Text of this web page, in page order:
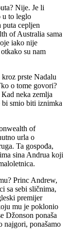
Nije. Je li
u to leglo
cepljen
of Australia sama
iako nije
su nam
prste Nadalu
o tome govori?
neka zemlja
bi smio biti iznimka
of
urla o
Ta gospođa,
sina Andrua koji
Princ Andrew,
sa sebi sličnima,
premijer
mu je poklonio
Džonson ponaša
najgori, ponašamo